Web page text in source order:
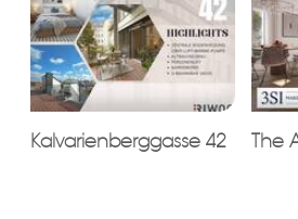
Kalvarienberggasse 42 The